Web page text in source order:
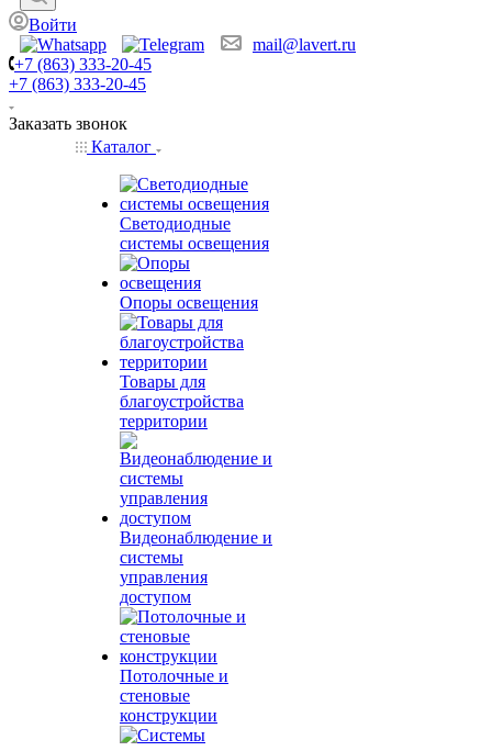
Войти
mail@lavert.ru
+7 (863) 333-20-45
+7 (863) 333-20-45
Заказать звонок
Каталог
Светодиодные
системы освещения
Опоры освещения
Товары для
благоустройства
территории
Видеонаблюдение и
системы
управления
доступом
Потолочные и
стеновые
конструкции